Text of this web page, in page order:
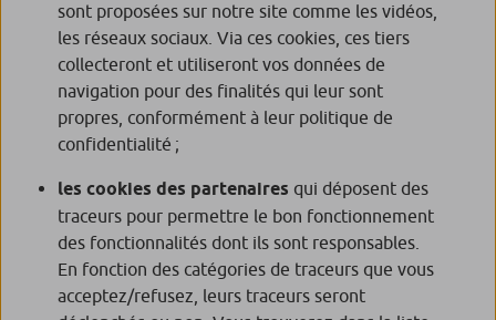
sont proposées sur notre site comme les vidéos,
les réseaux sociaux. Via ces cookies, ces tiers
collecteront et utiliseront vos données de
navigation pour des finalités qui leur sont
propres, conformément à leur politique de
confidentialité ;
les cookies des partenaires qui déposent des
traceurs pour permettre le bon fonctionnement
des fonctionnalités dont ils sont responsables.
En fonction des catégories de traceurs que vous
acceptez/refusez, leurs traceurs seront